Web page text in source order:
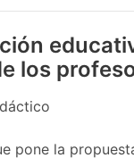
los
pone la